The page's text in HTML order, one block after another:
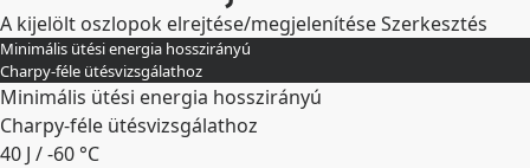
A kijelölt oszlopok elrejtése/megjelenítéseSzerkesztés
Minimális ütési energia hosszirányú
Charpy-féle ütésvizsgálathoz
Minimális ütési energia hosszirányú
Charpy-féle ütésvizsgálathoz
40 J / -60 °C